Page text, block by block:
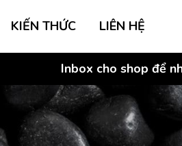
KIẾN THỨC LIÊN HỆ
Inbox cho shop để nhận